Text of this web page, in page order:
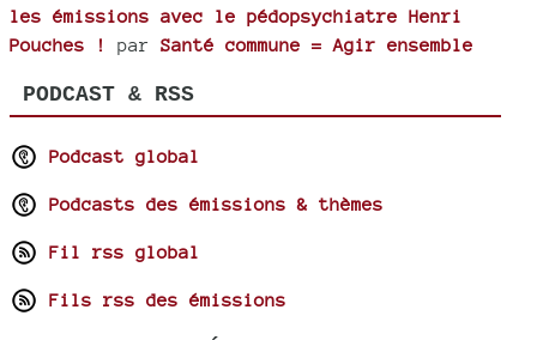
les émissions avec le pédopsychiatre Henri
Pouches !
par Santé commune = Agir ensemble
PODCAST & RSS
Podcast global
Podcasts des émissions & thèmes
Fil rss global
Fils rss des émissions